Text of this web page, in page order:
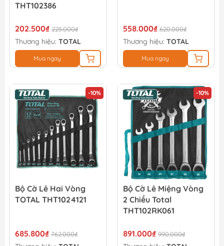
THT102386
202.500₫ 225.000₫
Thương hiệu: TOTAL
Mua ngay
558.000₫ 620.000₫
Thương hiệu: TOTAL
Mua ngay
-10%
Bộ Cờ Lê Hai Vòng
TOTAL THT1024121
685.800₫ 762.000₫
-10%
Bộ Cờ Lê Miệng Vòng
2 Chiều Total
THT102RK061
891.000₫ 990.000₫